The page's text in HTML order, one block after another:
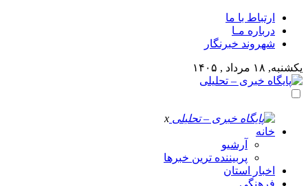
ارتباط با ما
درباره مـا
شهروند خبرنگار
یکشنبه, ۱۸ مرداد , ۱۴۰۵
x
خانه
آرشیو
پربیننده ترین خبرها
اخبار استان
فرهنگی